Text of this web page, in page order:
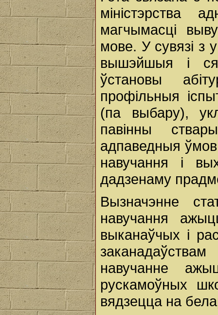
магчымасці
мове. У сувязі з
вышэйшыя і
ўстановы
профільныя
(па выбару),
павінны
адпаведныя
навучання і
дадзенаму
Вызначэнне
навучання
выканаўчых і
навучанне
рускамоўных
вядзецца на